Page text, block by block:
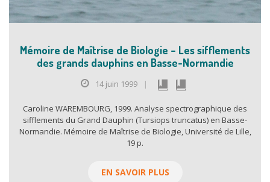
Mémoire de Maîtrise de Biologie – Les sifflements
des grands dauphins en Basse-Normandie
14 juin 1999 |
Caroline WAREMBOURG, 1999. Analyse spectrographique des
sifflements du Grand Dauphin (Tursiops truncatus) en Basse-
Normandie. Mémoire de Maîtrise de Biologie, Université de Lille,
19 p.
EN SAVOIR PLUS